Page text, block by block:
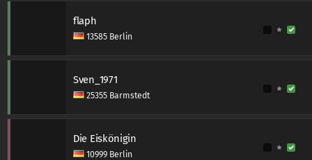
flaph
13585 Berlin
Sven_1971
25355 Barmstedt
Die Eiskönigin
10999 Berlin